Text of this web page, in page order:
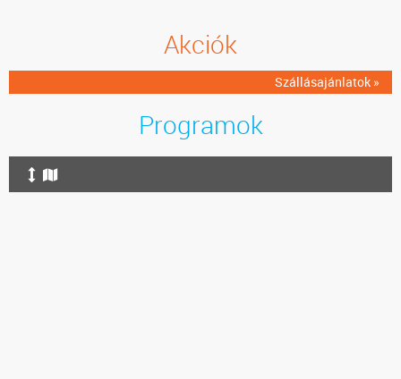
Akciók
Szállásajánlatok »
Programok